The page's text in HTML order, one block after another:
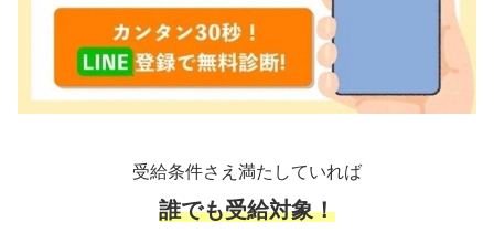
受給条件さえ満たしていれば
誰でも受給対象！